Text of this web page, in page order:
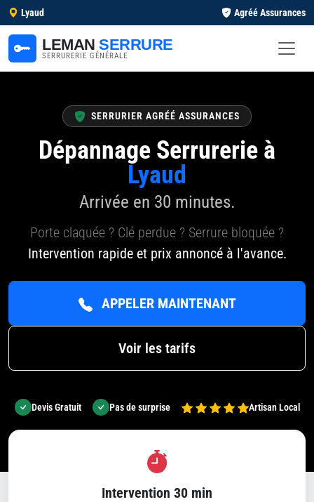
Lyaud Agréé Assurances
LEMAN SERRURE
SERRURERIE GÉNÉRALE
SERRURIER AGRÉÉ ASSURANCES
Dépannage Serrurerie à
Lyaud
Arrivée en 30 minutes.
Porte claquée ? Clé perdue ? Serrure bloquée ?
Intervention rapide et prix annoncé à l'avance.
APPELER MAINTENANT
Voir les tarifs
Devis Gratuit Pas de surprise Artisan Local
Intervention 30 min